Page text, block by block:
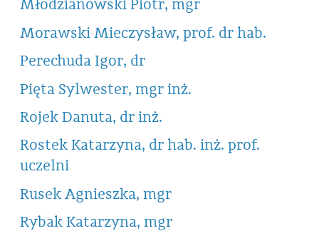
Młodzianowski Piotr, mgr
Morawski Mieczysław, prof. dr hab.
Perechuda Igor, dr
Pięta Sylwester, mgr inż.
Rojek Danuta, dr inż.
Rostek Katarzyna, dr hab. inż. prof.
uczelni
Rusek Agnieszka, mgr
Rybak Katarzyna, mgr